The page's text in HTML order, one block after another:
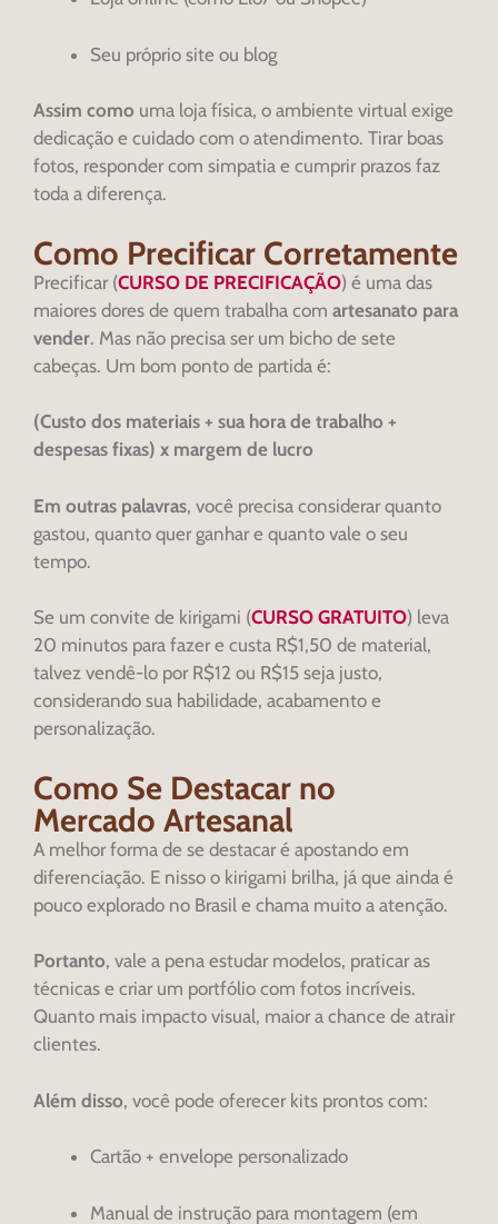
Seu próprio site ou blog
Assim como uma loja física, o ambiente virtual exige
dedicação e cuidado com o atendimento. Tirar boas
fotos, responder com simpatia e cumprir prazos faz
toda a diferença.
Como Precificar Corretamente
Precificar (CURSO DE PRECIFICAÇÃO) é uma das
maiores dores de quem trabalha com artesanato para
vender. Mas não precisa ser um bicho de sete
cabeças. Um bom ponto de partida é:
(Custo dos materiais + sua hora de trabalho +
despesas fixas) x margem de lucro
Em outras palavras, você precisa considerar quanto
gastou, quanto quer ganhar e quanto vale o seu
tempo.
Se um convite de kirigami (CURSO GRATUITO) leva
20 minutos para fazer e custa R$1,50 de material,
talvez vendê-lo por R$12 ou R$15 seja justo,
considerando sua habilidade, acabamento e
personalização.
Como Se Destacar no
Mercado Artesanal
A melhor forma de se destacar é apostando em
diferenciação. E nisso o kirigami brilha, já que ainda é
pouco explorado no Brasil e chama muito a atenção.
Portanto, vale a pena estudar modelos, praticar as
técnicas e criar um portfólio com fotos incríveis.
Quanto mais impacto visual, maior a chance de atrair
clientes.
Além disso, você pode oferecer kits prontos com:
Cartão + envelope personalizado
Manual de instrução para montagem (em